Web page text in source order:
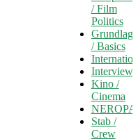
/ Film
Politics
/ Basics
Interview
Kino /
Cinema
NEROPA
Stab /
Crew